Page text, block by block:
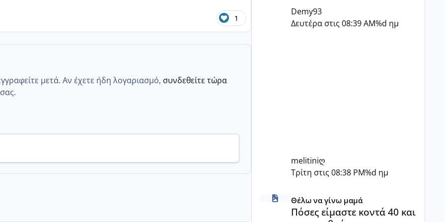
1
μετά. Αν έχετε ήδη λογαριασμό, συνδεθείτε τώρα
Demy93
Δευτέρα στις 08:39 AM%d ημ
melitiniღ
Τρίτη στις 08:38 PM%d ημ
Πόσες είμαστε κοντά 40 και προσπαθούμε;;
Θέλω να γίνω μαμά
Πόσες είμαστε κοντά 40 και